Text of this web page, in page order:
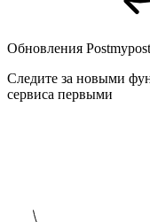
Обновления Postmypost
Следите за новыми
сервиса первыми